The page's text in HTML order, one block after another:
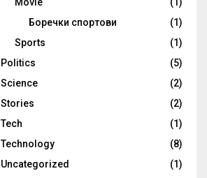
Боречки спортови
(1)
Sports
(1)
Politics
(5)
Science
(2)
Stories
(2)
Tech
(1)
Technology
(8)
Uncategorized
(1)